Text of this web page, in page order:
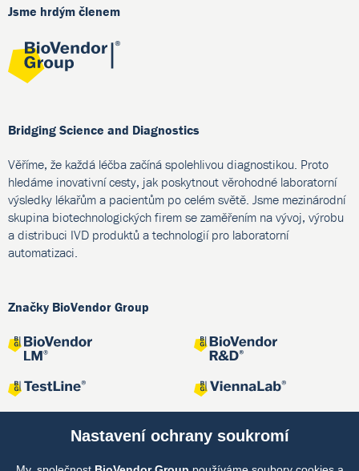
Jsme hrdým členem
Bridging Science and Diagnostics
Věříme, že každá léčba začíná spolehlivou diagnostikou. Proto
hledáme inovativní cesty, jak poskytnout věrohodné laboratorní
výsledky lékařům a pacientům po celém světě. Jsme mezinárodní
skupina biotechnologických firem se zaměřením na vývoj, výrobu
a distribuci IVD produktů a technologií pro laboratorní
automatizaci.
Značky BioVendor Group
Nastavení ochrany soukromí